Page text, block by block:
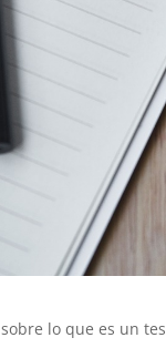
lo que es un